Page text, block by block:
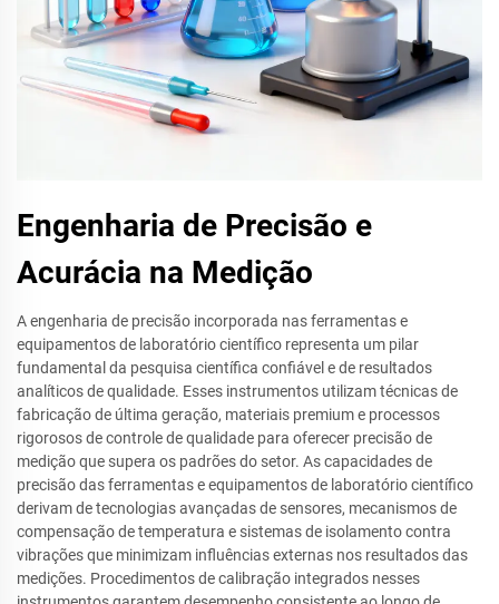
Engenharia de Precisão e
Acurácia na Medição
A engenharia de precisão incorporada nas ferramentas e
equipamentos de laboratório científico representa um pilar
fundamental da pesquisa científica confiável e de resultados
analíticos de qualidade. Esses instrumentos utilizam técnicas de
fabricação de última geração, materiais premium e processos
rigorosos de controle de qualidade para oferecer precisão de
medição que supera os padrões do setor. As capacidades de
precisão das ferramentas e equipamentos de laboratório científico
derivam de tecnologias avançadas de sensores, mecanismos de
compensação de temperatura e sistemas de isolamento contra
vibrações que minimizam influências externas nos resultados das
medições. Procedimentos de calibração integrados nesses